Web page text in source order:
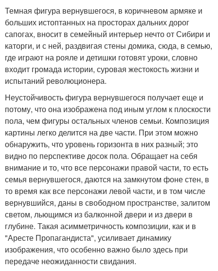
Темная фигура вернувшегося, в коричневом армяке и
больших истоптанных на просторах дальних дорог
сапогах, вносит в семейный интерьер нечто от Сибири и
каторги, и с ней, раздвигая стены домика, сюда, в семью,
где играют на рояле и детишки готовят уроки, словно
входит громада истории, суровая жестокость жизни и
испытаний революционера.
Неустойчивость фигура вернувшегося получает еще и
потому, что она изображена под иным углом к плоскости
пола, чем фигуры остальных членов семьи. Композиция
картины легко делится на две части. При этом можно
обнаружить, что уровень горизонта в них разный; это
видно по перспективе досок пола. Обращает на себя
внимание и то, что все персонажи правой части, то есть
семья вернувшегося, даются на замкнутом фоне стен, в
то время как все персонажи левой части, и в том числе
вернувшийся, даны в свободном пространстве, залитом
светом, льющимся из балконной двери и из двери в
глубине. Такая асимметричность композиции, как и в
"Аресте Пропагандиста", усиливает динамику
изображения, что особенно важно было здесь при
передаче неожиданности свидания.